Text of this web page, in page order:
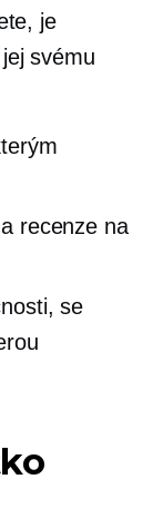
je
svému
recenze na
se